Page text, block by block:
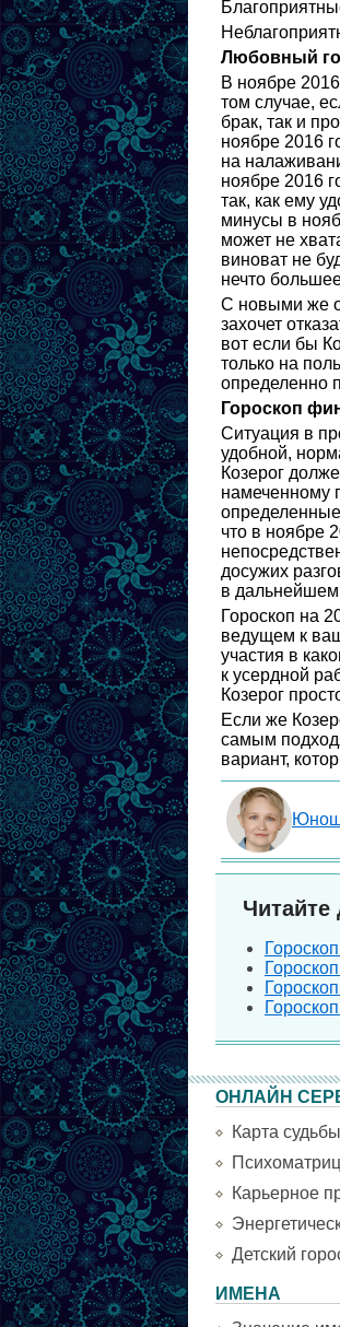
Любовный
В ноябре
том случае,
брак, так и
ноябре 2016
на
ноябре 2016
так, как ему
минусы в
может не
виноват не
нечто
С новыми же
захочет
вот если бы
только на
определенно
Гороскоп
Ситуация в
удобной,
Козерог
намеченному
что в ноябре
досужих
в
Гороскоп на
ведущем к
участия в
к усердной
Козерог
Если же
самым
вариант,
Читайте
ОНЛАЙН
Карта судьбы
Карьерное
Детский
ИМЕНА